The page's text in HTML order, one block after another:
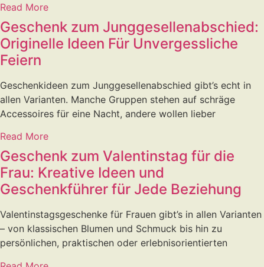
Read More
Geschenk zum Junggesellenabschied:
Originelle Ideen Für Unvergessliche
Feiern
Geschenkideen zum Junggesellenabschied gibt’s echt in
allen Varianten. Manche Gruppen stehen auf schräge
Accessoires für eine Nacht, andere wollen lieber
Read More
Geschenk zum Valentinstag für die
Frau: Kreative Ideen und
Geschenkführer für Jede Beziehung
Valentinstagsgeschenke für Frauen gibt’s in allen Varianten
– von klassischen Blumen und Schmuck bis hin zu
persönlichen, praktischen oder erlebnisorientierten